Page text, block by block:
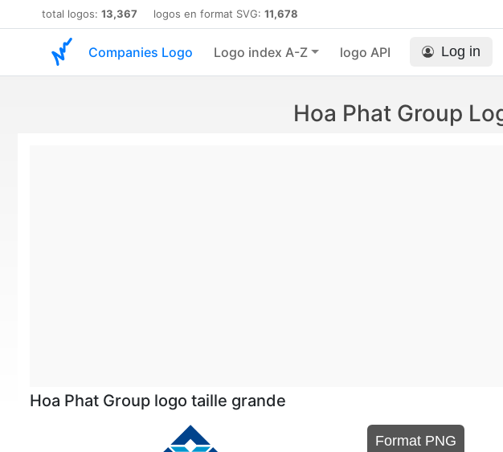
total logos: 13,367 logos en format SVG: 11,678
Companies Logo Logo index A-Z logo API Log in
Hoa Phat Group
Hoa Phat Group logo taille grande
Format PNG